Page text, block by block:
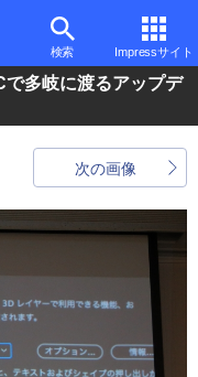
検索 Impressサイト
多岐に渡るアップデ
次の画像